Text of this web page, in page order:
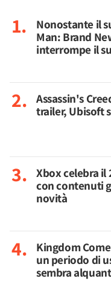
Nonostante il
Man: Brand
interrompe il
Assassin's
trailer, Ubisoft
Xbox celebra il
con contenuti
novità
Kingdom
un periodo di
sembra